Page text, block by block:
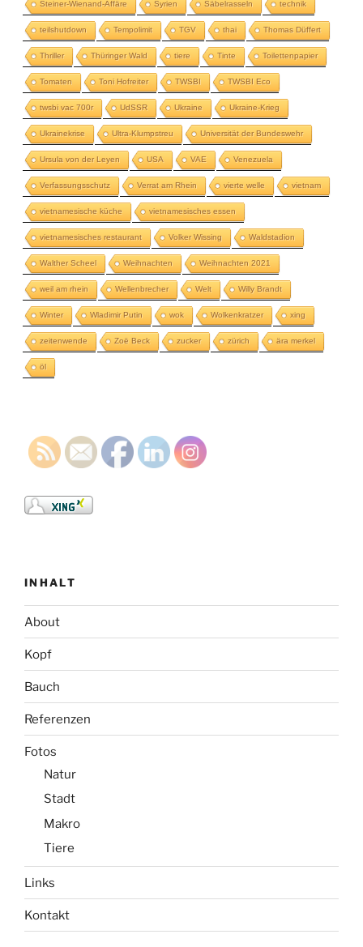
Steiner-Wienand-Affäre Syrien Säbelrasseln technik
teilshutdown Tempolimit TGV thai Thomas Düffert
Thriller Thüringer Wald tiere Tinte Toilettenpapier
Tomaten Toni Hofreiter TWSBI TWSBI Eco
twsbi vac 700r UdSSR Ukraine Ukraine-Krieg
Ukrainekrise Ultra-Klumpstreu Universität der Bundeswehr
Ursula von der Leyen USA VAE Venezuela
Verfassungsschutz Verrat am Rhein vierte welle vietnam
vietnamesische küche vietnamesisches essen
vietnamesisches restaurant Volker Wissing Waldstadion
Walther Scheel Weihnachten Weihnachten 2021
weil am rhein Wellenbrecher Welt Willy Brandt
Winter Wladimir Putin wok Wolkenkratzer xing
zeitenwende Zoë Beck zucker zürich ära merkel
öl
INHALT
About
Kopf
Bauch
Referenzen
Fotos
Natur
Stadt
Makro
Tiere
Links
Kontakt